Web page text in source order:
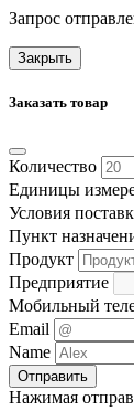
Запрос
Закрыть
Заказать товар
Количество
Единицы
Условия
Пункт
Продукт
Предприятие
Мобильный
Email
Name
Нажимая